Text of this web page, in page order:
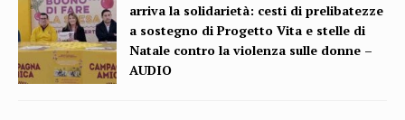
arriva la solidarietà: cesti di prelibatezze
a sostegno di Progetto Vita e stelle di
Natale contro la violenza sulle donne –
AUDIO